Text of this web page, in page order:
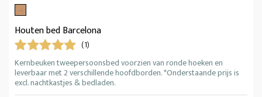
Houten bed Barcelona
(1)
Kernbeuken tweepersoonsbed voorzien van ronde hoeken en
leverbaar met 2 verschillende hoofdborden. *Onderstaande prijs is
excl. nachtkastjes & bedladen.